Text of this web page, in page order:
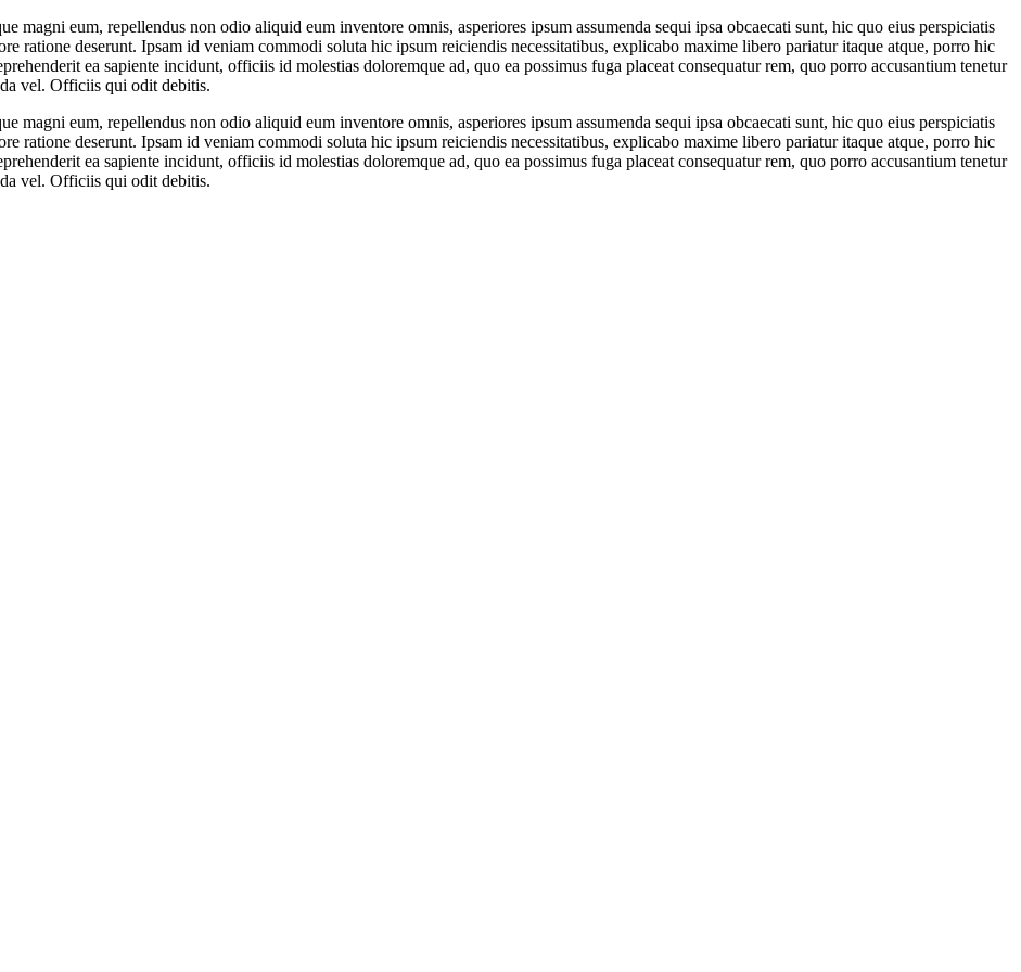
eum, repellendus non odio aliquid eum inventore omnis, asperiores ipsum assumenda sequi ipsa obcaecati sunt, hic quo eius perspiciatis
ratione deserunt. Ipsam id veniam commodi soluta hic ipsum reiciendis necessitatibus, explicabo maxime libero pariatur itaque atque, porro hic
ea sapiente incidunt, officiis id molestias doloremque ad, quo ea possimus fuga placeat consequatur rem, quo porro accusantium tenetur
vel. Officiis qui odit debitis.
eum, repellendus non odio aliquid eum inventore omnis, asperiores ipsum assumenda sequi ipsa obcaecati sunt, hic quo eius perspiciatis
ratione deserunt. Ipsam id veniam commodi soluta hic ipsum reiciendis necessitatibus, explicabo maxime libero pariatur itaque atque, porro hic
ea sapiente incidunt, officiis id molestias doloremque ad, quo ea possimus fuga placeat consequatur rem, quo porro accusantium tenetur
vel. Officiis qui odit debitis.